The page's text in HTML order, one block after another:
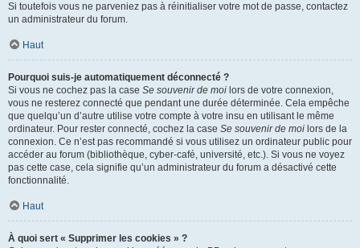
Si toutefois vous ne parveniez pas à réinitialiser votre mot de passe, contactez
un administrateur du forum.
Haut
Pourquoi suis-je automatiquement déconnecté ?
Si vous ne cochez pas la case Se souvenir de moi lors de votre connexion,
vous ne resterez connecté que pendant une durée déterminée. Cela empêche
que quelqu’un d’autre utilise votre compte à votre insu en utilisant le même
ordinateur. Pour rester connecté, cochez la case Se souvenir de moi lors de la
connexion. Ce n’est pas recommandé si vous utilisez un ordinateur public pour
accéder au forum (bibliothèque, cyber-café, université, etc.). Si vous ne voyez
pas cette case, cela signifie qu’un administrateur du forum a désactivé cette
fonctionnalité.
Haut
À quoi sert « Supprimer les cookies » ?